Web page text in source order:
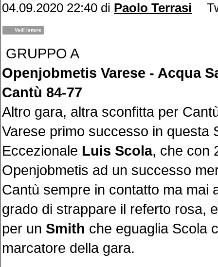
04.09.2020 22:40 di Paolo Terrasi
Vedi letture
GRUPPO A
Openjobmetis Varese - Acqua
Cantù 84-77
Altro gara, altra sconfitta per
Varese primo successo in questa
Eccezionale Luis Scola, che con
Openjobmetis ad un successo
Cantù sempre in contatto ma mai
grado di strappare il referto rosa,
per un Smith che eguaglia Scola
marcatore della gara.